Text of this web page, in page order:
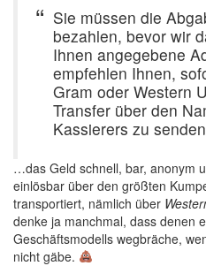
Sie müssen die
bezahlen, bevor wir
Ihnen angegebene
empfehlen Ihnen,
Gram oder Western
Transfer über den
Kassierers zu
…das Geld schnell, bar, anonym
einlösbar über den größten
transportiert, nämlich über
denke ja manchmal, dass denen
Geschäftsmodells wegbräche,
nicht gäbe.